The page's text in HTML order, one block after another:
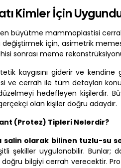
Kimler İçin
büyütme mammoplastisi
için, asimetrik
sonrası meme
kaygısını giderir ve
ve cerrah ile tüm detayları
hedefleyen kişilerdir.
olan kişiler doğru adaydır.
(Protez) Tipleri Nelerdir?
salin olarak bilinen tuzlu-su
şekiller uygulanabilir. Bunlar;
doğru bilgiyi cerrah verecektir.